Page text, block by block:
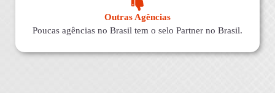
Outras Agências
Poucas agências no Brasil tem o selo Partner no Brasil.